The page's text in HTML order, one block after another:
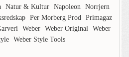
Natur & Kultur Napoleon Norrjern
Per Morberg Prod Primagaz
Weber Weber Original Weber
Weber Style Tools